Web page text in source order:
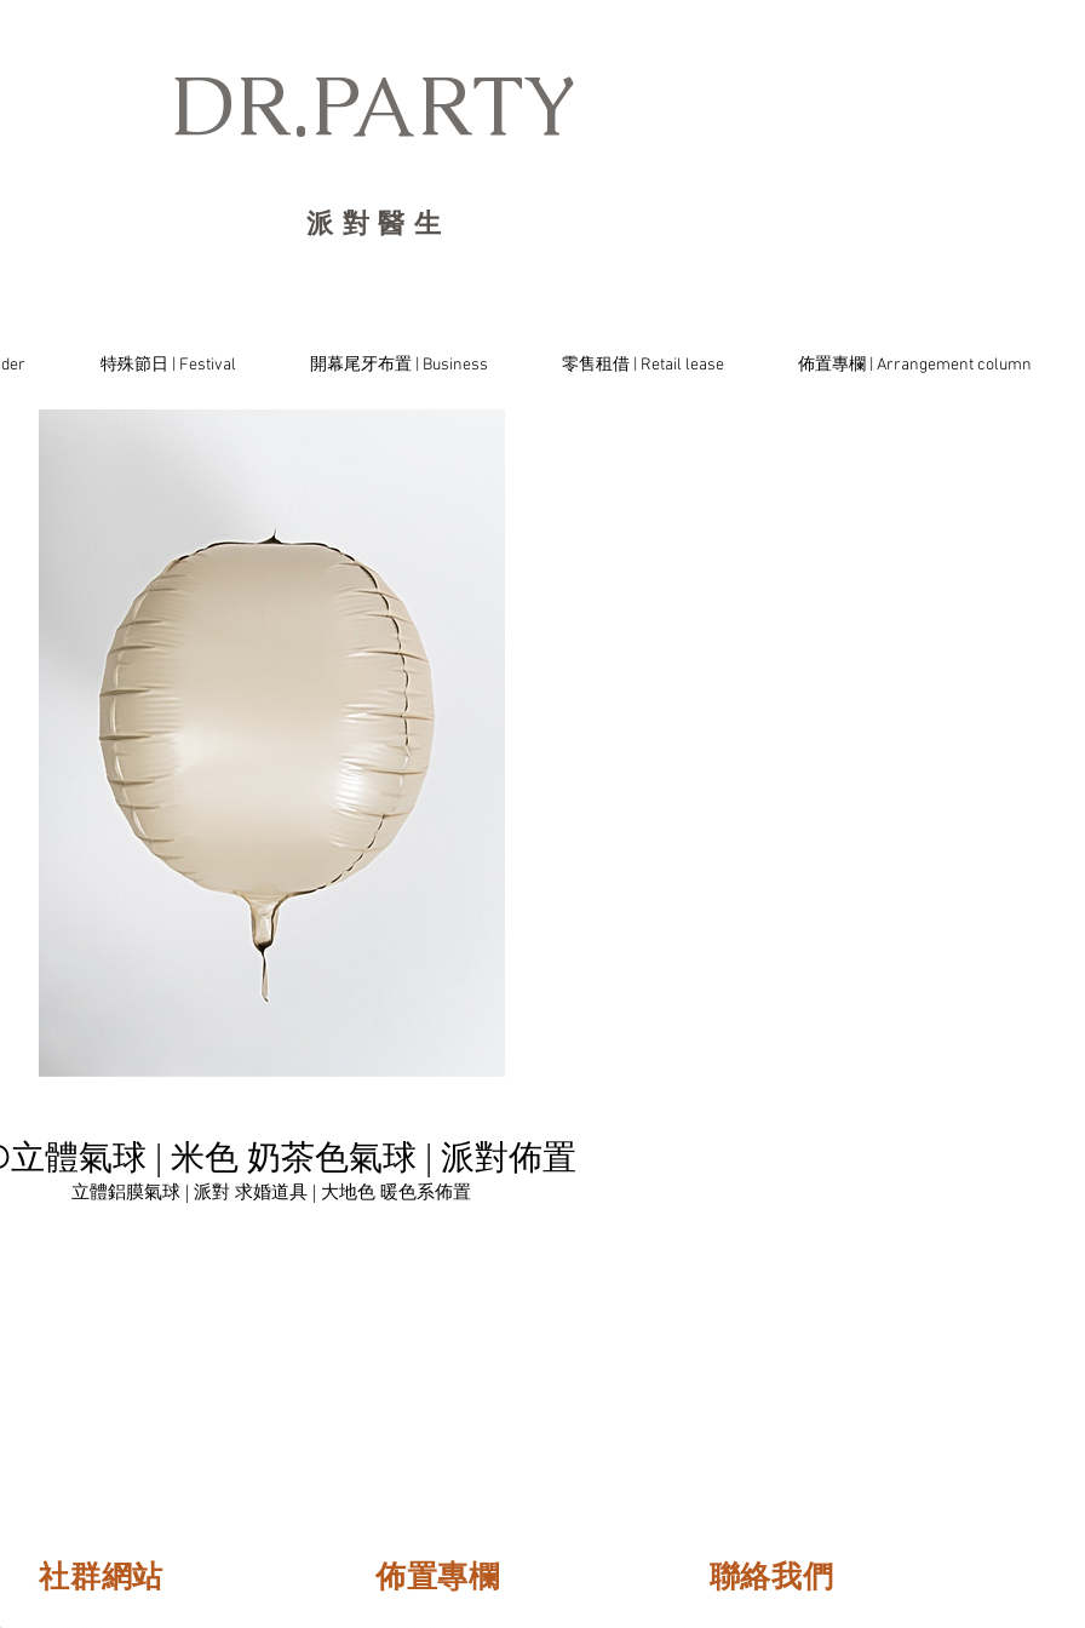
DR.PARTY​
派對醫生
特殊節日 | Festival 開幕尾牙布置 | Business 零售租借 | Retail lease 佈置專欄 | Arrangement column
立體氣球 | 米色 奶茶色氣球 | 派對佈置
立體鋁膜氣球 | 派對 求婚道具 | 大地色 暖色系佈置
社群網站 佈置專欄 聯絡我們